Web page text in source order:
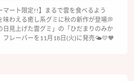
マート限定!!】まるで雲を食べるよう
味わえる癒し系グミに秋の新作が登場💭
日見上げた雲グミ」の「ひだまりのみか
フレーバーを11月18日(火)に発売🌤💛🧡